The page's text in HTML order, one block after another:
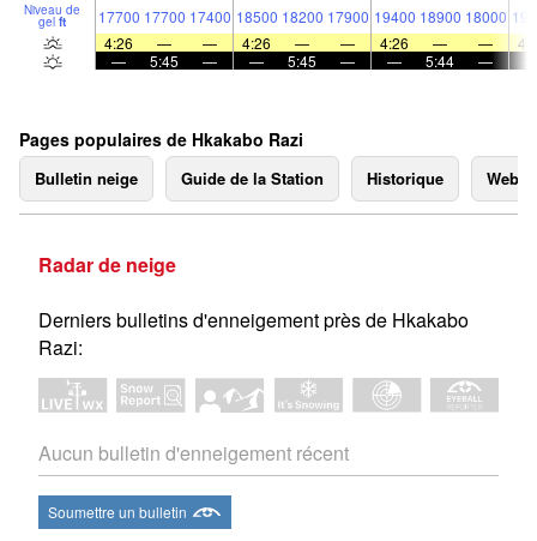
Niveau de
gel ft 17700 17700 17400 18500 18200 17900 19400 18900 18000
4:26
— — 4:26 — — 4:26 — —
—
5:45 — — 5:45 — — 5:44 —
Pages populaires de Hkakabo Razi
Bulletin neige Guide de la Station Historique
Radar de neige
Derniers bulletins d'enneigement près de Hkakabo
Razi:
Aucun bulletin d'enneigement récent
Soumettre un bulletin